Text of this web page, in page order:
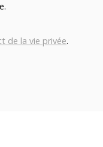
de la vie privée.